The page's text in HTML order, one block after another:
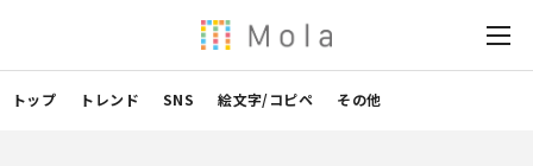
トップ トレンド SNS 絵文字/コピペ その他